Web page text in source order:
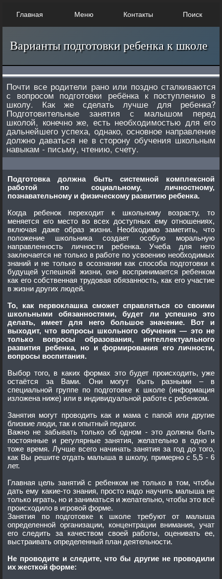
Главная Меню Контакты Поиск
Варианты подготовки ребенка к школе
Почти все родители рано или поздно сталкиваются
с вопросом подготовки ребёнка к поступлению в
школу. Как же сделать лучше для ребенка?
Подготовительные занятия с малышом перед
школой, конечно же, есть необходимостью для его
дальнейшего успеха, однако, основное направление
должно даваться не в сторону обучения школьным
навыкам - письму, чтению, счету.
Подготовка должна быть системной комплексной
работой по социальному, личностному,
познавательному и физическому развитию ребенка.
Когда ребенок переходит к школьному возрасту, то
меняется его место во всех доступных ему отношениях,
включая даже образ жизни. Необходимо заметить, что
положение школьника создает особую моральную
направленность личности ребенка. Учеба для него
заключается не только в работе по усвоению необходимых
знаний и не только в осознании как способа подготовки к
будущей успешной жизни, оно воспринимается ребенком
как его собственная трудовая обязанность, как его участие
в жизни других людей.
То, как первоклашка сможет справляться со своими
школьными обязанностями, будет ли успешно это
делать, имеет для него большое значение. Вот и
выходит, что вопросы школьного обучения — это не
только вопросы образования, интеллектуального
развития ребенка, но и формирования его личности,
вопросы воспитания.
Выбор того, в каких формах это будет происходить, уже
остаётся за Вами. Они могут быть разными – в
специальной группе по подготовке к школе (информация
изложена ниже) или в индивидуальной работе с ребенком.
Занятия могут проводить как и мама с папой или другие
близкие люди, так и опытный педагог.
Важно не забывать только об одном - это должны быть
постоянные и регулярные занятия, желательно в одно и
тоже время. Лучше всего начинать занятия за год до того,
как Вы решите отдать малыша в школу, примерно с 5,5 - 6
лет.
Главная цель занятий с ребенком не только в том, чтобы
дать ему какие-то знания, просто надо научить малыша не
только играть, но и заниматься и желательно, чтобы это всё
происходило в игровой форме.
Занятия по подготовке к школе требуют от малыша
определенной организации, концентрации внимания, учат
его следить за качеством своей работы, оценивать ее,
выстраивать определенный план деятельности.
Не проводите и следите, что бы другие не проводили
их жесткой форме: